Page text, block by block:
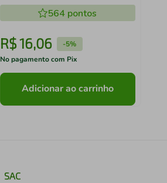
564 pontos
R$16,06 -5%
No pagamento com Pix
Adicionar ao carrinho
SAC